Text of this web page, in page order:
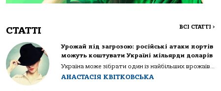
СТАТТІ ВСІ СТАТТІ >
Урожай під загрозою: російські атаки портів
можуть коштувати Україні мільярди доларів
Україна може зібрати один із найбільших врожаїв...
АНАСТАСІЯ КВІТКОВСЬКА